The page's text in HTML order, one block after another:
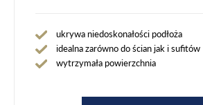
ukrywa niedoskonałości podłoża
idealna zarówno do ścian jak i sufitów
wytrzymała powierzchnia